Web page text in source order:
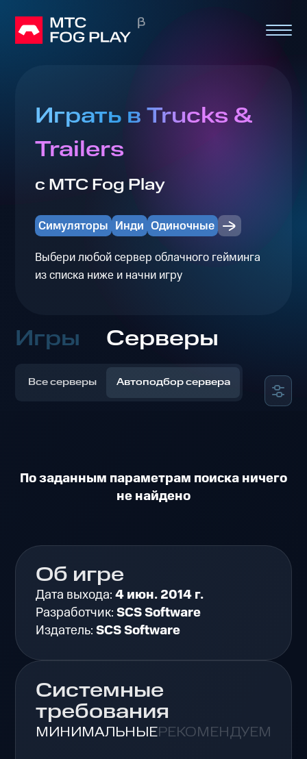
Играть в Trucks &
Trailers
с МТС Fog Play
Симуляторы Инди Одиночные
Выбери любой сервер облачного гейминга
из списка ниже и начни игру
Игры Серверы
Все серверы Автоподбор сервера
По заданным параметрам поиска ничего
не найдено
Об игре
Дата выхода:4 июн. 2014 г.
Разработчик:SCS Software
Издатель:SCS Software
Системные
требования
МИНИМАЛЬНЫЕРЕКОМЕНДУЕМЫЕ